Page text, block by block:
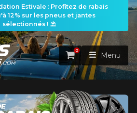
Estivale : Profitez de rabais
12% sur les pneus et jantes
sélectionnés ! ⛱️
Panier
0
Menu